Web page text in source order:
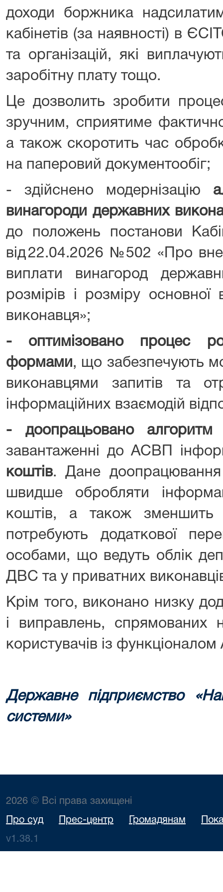
доходи боржника
кабінетів (за наявності) в
та організацій, які
заробітну плату тощо.
Це дозволить зробити
зручним, сприятиме
а також скоротить час
на паперовий документообіг;
- здійснено модернізацію
винагороди державних
до положень постанови
від 22.04.2026 №502 «Про
виплати винагород
розмірів і розміру основної
виконавця»;
- оптимізовано процес
формами , що забезпечують
виконавцями запитів та
інформаційних взаємодій
- доопрацьовано алгоритм
завантаженні до АСВП
коштів. Дане доопрацювання
швидше обробляти
коштів, а також зменшить
потребують додаткової
особами, що ведуть облік
ДВС та у приватних
Крім того, виконано низку
і виправлень, спрямованих
користувачів із
Державне підприємство
системи»
2026 © Всі права захищені
Про суд Прес-центр Громадянам
v1.38.1